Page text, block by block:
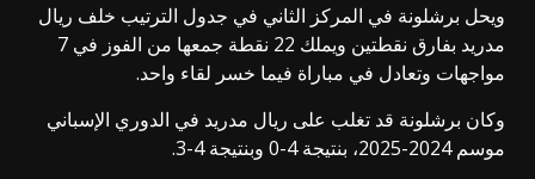
ويحل برشلونة في المركز الثاني في جدول الترتيب خلف ريال
مدريد بفارق نقطتين ويملك 22 نقطة جمعها من الفوز في 7
مواجهات وتعادل في مباراة فيما خسر لقاء واحد.
وكان برشلونة قد تغلب على ريال مدريد في الدوري الإسباني
موسم 2024-2025، بنتيجة 4-0 وبنتيجة 4-3.